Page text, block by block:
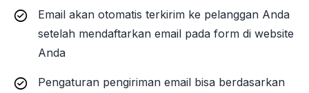
Email akan otomatis terkirim ke pelanggan Anda
setelah mendaftarkan email pada form di website
Anda
Pengaturan pengiriman email bisa berdasarkan